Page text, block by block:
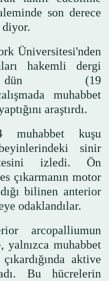
son derece
Üniversitesi'nden
hakemli dergi
dün (19
muhabbet
araştırdı.
muhabbet kuşu
sinir
izledi. Ön
çıkarmanın motor
bilinen anterior
odaklandılar.
arcopalliumun
yalnızca muhabbet
aktive
Bu hücrelerin